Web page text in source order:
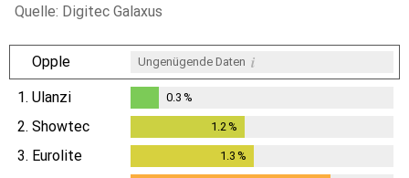
Quelle: Digitec Galaxus
Opple Ungenügende Daten i
1. Ulanzi
0.3%
0.3 %
2. Showtec 1.2%
3. Eurolite 1.3 %